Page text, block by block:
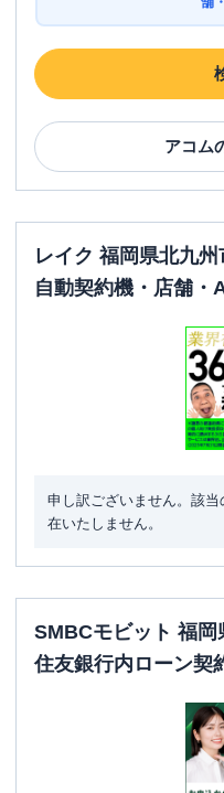
アコム
レイク 福岡県北九
自動契約機・店舗・
申し訳ございません。該
在いたしません。
SMBCモビット 福
住友銀行内ローン契